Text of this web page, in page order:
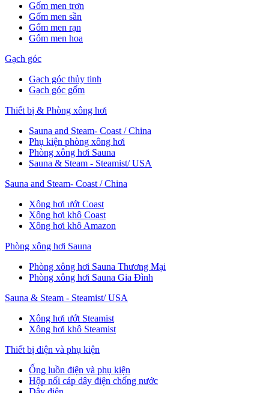
Gốm men trơn
Gốm men sần
Gốm men rạn
Gốm men hoa
Gạch góc
Gạch góc thủy tinh
Gạch góc gốm
Thiết bị & Phòng xông hơi
Sauna and Steam- Coast / China
Phụ kiện phòng xông hơi
Phòng xông hơi Sauna
Sauna & Steam - Steamist/ USA
Sauna and Steam- Coast / China
Xông hơi ướt Coast
Xông hơi khô Coast
Xông hơi khô Amazon
Phòng xông hơi Sauna
Phòng xông hơi Sauna Thương Mại
Phòng xông hơi Sauna Gia Đình
Sauna & Steam - Steamist/ USA
Xông hơi ướt Steamist
Xông hơi khô Steamist
Thiết bị điện và phụ kiện
Ống luồn điện và phụ kiện
Hộp nối cáp dây điện chống nước